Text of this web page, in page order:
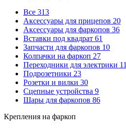
Все 313
Аксессуары для прицепов 20
Аксессуары для фаркопов 36
Вставки под квадрат 61
Запчасти для фаркопов 10
Колпачки на фаркоп 27
Переходники для электрики 11
Подрозетники 23
Розетки и вилки 30
Сцепные устройства 9
Шары для фаркопов 86
Крепления на фаркоп